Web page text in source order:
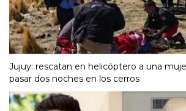
Jujuy: rescatan en helicóptero a una
pasar dos noches en los cerros